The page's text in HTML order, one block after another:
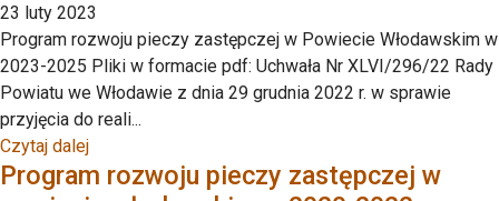
23 luty 2023
Program rozwoju pieczy zastępczej w Powiecie Włodawskim w
2023-2025 Pliki w formacie pdf: Uchwała Nr XLVI/296/22 Rady
Powiatu we Włodawie z dnia 29 grudnia 2022 r. w sprawie
przyjęcia do reali...
Czytaj dalej
Program rozwoju pieczy zastępczej w